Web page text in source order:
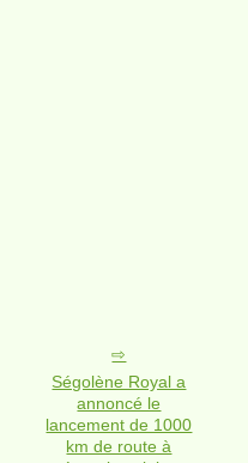
Ségolène Royal a
annoncé le
lancement de 1000
km de route à